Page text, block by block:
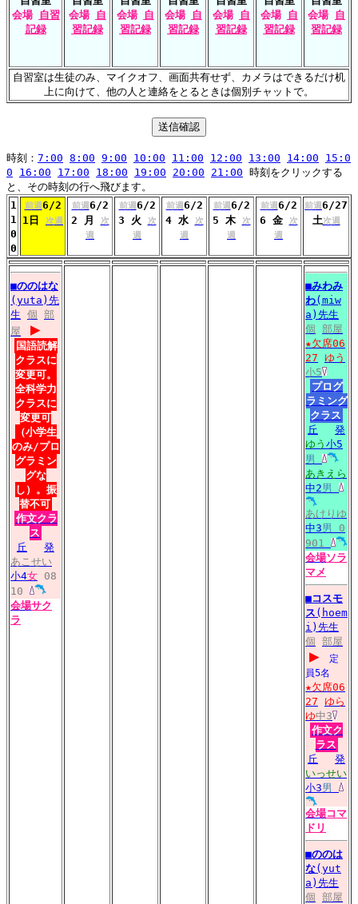
会場 自習
記録
会場 自
習記録
会場 自
習記録
会場 自
習記録
会場 自
習記録
会場 自
習記録
会場 自
習記録
自習室は生徒のみ、マイクオフ、画面共有せず、カメラはできるだけ机
上に向けて、他の人と連絡をとるときは個別チャットで。
時刻： 7:00 8:00 9:00 10:00 11:00 12:00 13:00 14:00
15:0
0
16:00 17:00 18:00 19:00 20:00 21:00 時刻をクリックする
と、その時刻の行へ飛びます。
1
1
0
0
前週6/2
1日 次週
前週6/2
2 月
次
週
前週6/2
3 火
次
週
前週6/2
4 水
次
週
前週6/2
5 木
次
週
前週6/2
6 金
次
週
前週6/27
土次週
■ののはな
(yuta)先
生 個 部
屋
▶
国語読解
クラスに
変更可。
全科学力
クラスに
変更可
（小学生
のみ/プロ
グラミン
グな
し）。振
替不可
作文クラ
ス
丘
発
あこせい
小4女 08
10
会場サク
ラ
■みわみ
わ(miw
a)先生
個 部屋
★欠席06
27 ゆう
小5
プログ
ラミング
クラス
丘
発
ゆう 小5
男
あきえら
中2男
あけりゆ
中3男
0
901
会場ソラ
マメ
■コスモ
ス (hoem
i)先生
個 部屋
▶
定
員5名
★欠席06
27 ゆら
ゆ中3
作文ク
ラス
丘
発
いっせい
小3男
会場コマ
ドリ
■ののは
な(yut
a)先生
個 部屋